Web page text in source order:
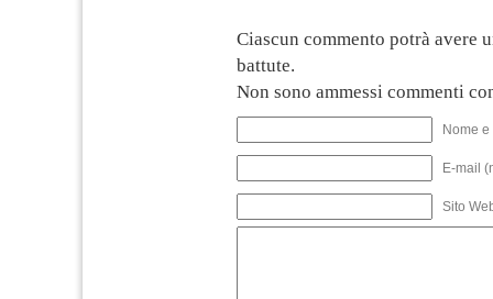
Ciascun commento potrà avere
battute.
Non sono ammessi commenti
Nome
E-mail
Sito